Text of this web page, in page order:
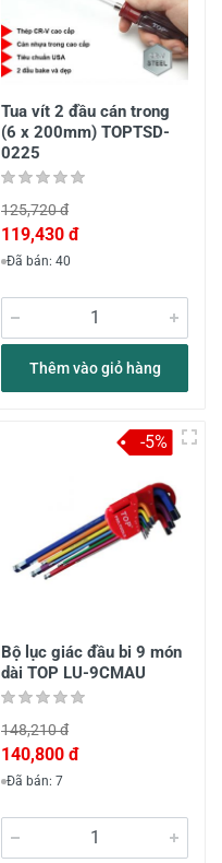
Tua vít 2 đầu cán trong
(6 x 200mm) TOPTSD-
0225
125,720 đ
119,430 đ
Đã bán: 40
Thêm vào giỏ hàng
Bộ lục giác đầu bi 9 món
dài TOP LU-9CMAU
148,210 đ
140,800 đ
Đã bán: 7
-5%